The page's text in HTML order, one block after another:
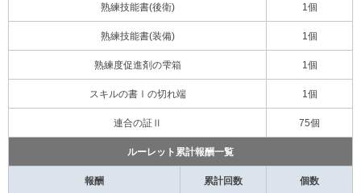
熟練技能書(後衛) 1個
熟練技能書(装備) 1個
熟練度促進剤の雫箱 1個
スキルの書Ⅰの切れ端 1個
連合の証Ⅱ 75個
ルーレット累計報酬一覧
報酬 累計回数 個数